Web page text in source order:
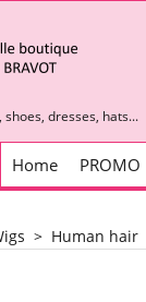
dresses, hats...
Home PROMO
> Human hair